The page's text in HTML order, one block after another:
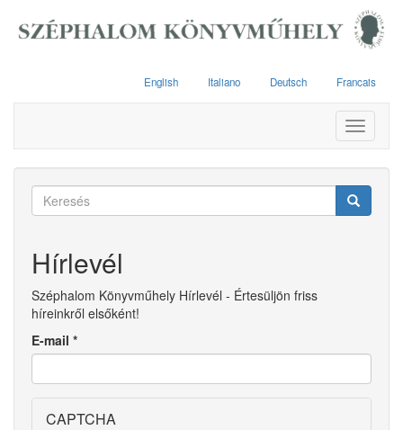
English Italiano Deutsch Francais
Toggle
Keresés
Hírlevél
Széphalom Könyvműhely Hírlevél - Értesüljön friss
híreinkről elsőként!
E-mail *
CAPTCHA